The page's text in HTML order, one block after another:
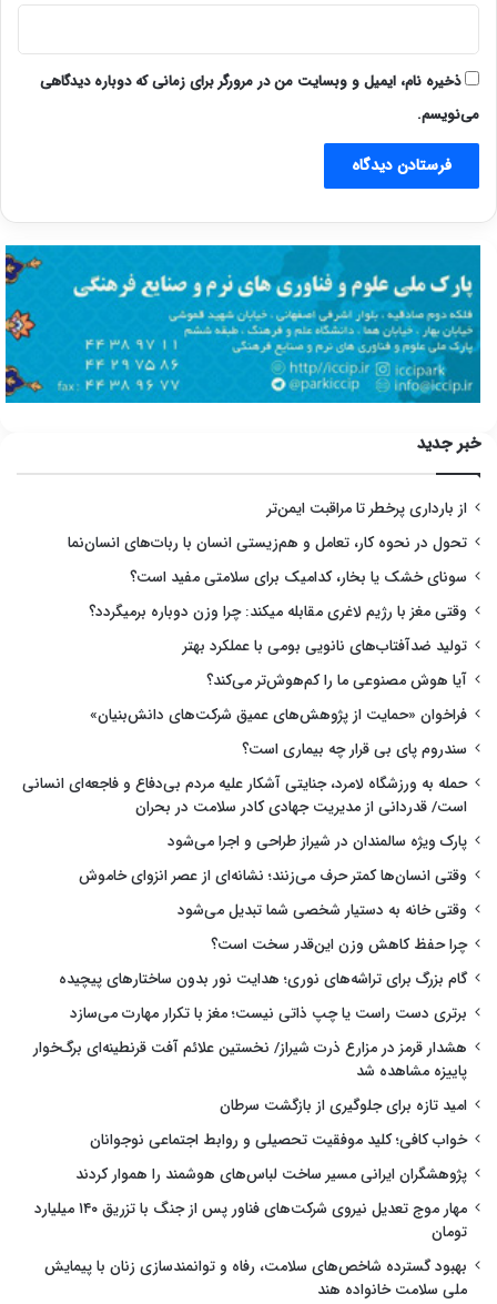
ذخیره نام، ایمیل و وبسایت من در مرورگر برای زمانی که دوباره دیدگاهی
می‌نویسم.
خبر جدید
از بارداری پرخطر تا مراقبت ایمن‌تر
تحول در نحوه کار، تعامل و هم‌زیستی انسان با ربات‌های انسان‌نما
سونای خشک یا بخار، کدامیک برای سلامتی مفید است؟
وقتی مغز با رژیم لاغری مقابله میکند: چرا وزن دوباره برمیگردد؟
تولید ضدآفتاب‌های نانویی بومی با عملکرد بهتر
آیا هوش مصنوعی ما را کم‌هوش‌تر می‌کند؟
فراخوان «حمایت از پژوهش‌های عمیق شرکت‌های دانش‌بنیان»
سندروم پای بی قرار چه بیماری است؟
حمله به ورزشگاه لامرد، جنایتی آشکار علیه مردم بی‌دفاع و فاجعه‌ای انسانی
است/ قدردانی از مدیریت جهادی کادر سلامت در بحران
پارک ویژه سالمندان در شیراز طراحی و اجرا می‌شود
وقتی انسان‌ها کمتر حرف می‌زنند؛ نشانه‌ای از عصر انزوای خاموش
وقتی خانه به دستیار شخصی شما تبدیل می‌شود
چرا حفظ کاهش وزن این‌قدر سخت است؟
گام بزرگ برای تراشه‌های نوری؛ هدایت نور بدون ساختارهای پیچیده
برتری دست راست یا چپ ذاتی نیست؛ مغز با تکرار مهارت می‌سازد
هشدار قرمز در مزارع ذرت شیراز/ نخستین علائم آفت قرنطینه‌ای برگ‌خوار
پاییزه مشاهده شد
امید تازه برای جلوگیری از بازگشت سرطان
خواب کافی؛ کلید موفقیت تحصیلی و روابط اجتماعی نوجوانان
پژوهشگران ایرانی مسیر ساخت لباس‌های هوشمند را هموار کردند
مهار موج تعدیل نیروی شرکت‌های فناور پس از جنگ با تزریق ۱۴۰ میلیارد
تومان
بهبود گسترده شاخص‌های سلامت، رفاه و توانمندسازی زنان با پیمایش
ملی سلامت خانواده هند